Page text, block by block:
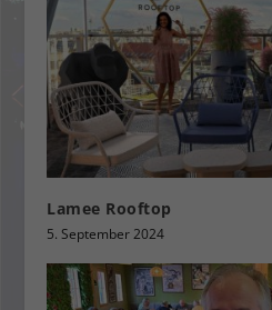
Lamee Rooftop
5. September 2024